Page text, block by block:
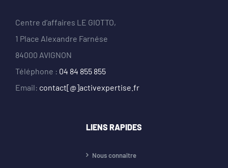
Centre d’affaires LE GIOTTO,
1 Place Alexandre Farnése
84000 AVIGNON
Téléphone : 04 84 855 855
Email: contact[@]activexpertise.fr
LIENS RAPIDES
Nous connaître